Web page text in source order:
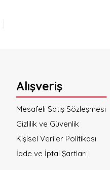
Alışveriş
Mesafeli Satış Sözleşmesi
Gizlilik ve Güvenlik
Kişisel Veriler Politikası
İade ve İptal Şartları